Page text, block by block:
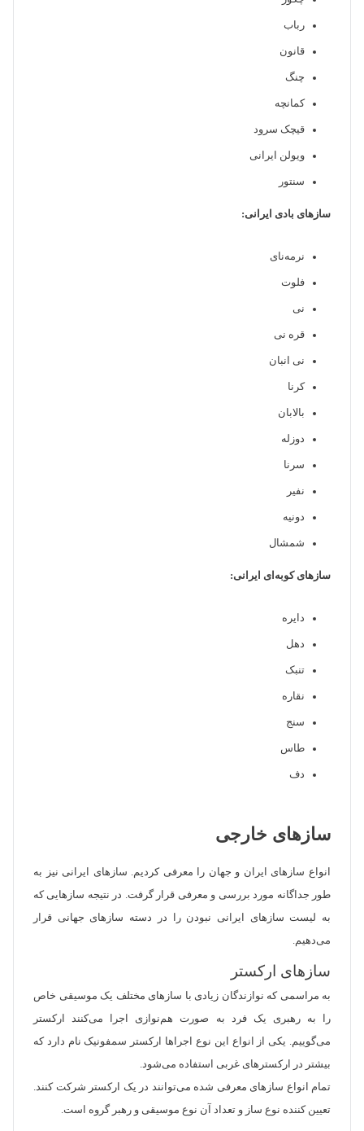
رباب
قانون
چنگ
کمانچه
قیچک سرود
ویولن ایرانی
سنتور
سازهای بادی ایرانی:
نرمه‌نای
فلوت
نی
قره نی
نی انبان
کرنا
بالابان
دوزله
سرنا
نفیر
دونیه
شمشال
سازهای کوبه‌ای ایرانی:
دایره
دهل
تنبک
نقاره
سنج
طاس
دف
سازهای خارجی
انواع سازهای ایران و جهان را معرفی کردیم. سازهای ایرانی نیز به
طور جداگانه مورد بررسی و معرفی قرار گرفت. در نتیجه سازهایی که
به لیست سازهای ایرانی نبودن را در دسته سازهای جهانی قرار
می‌دهیم.
سازهای ارکستر
به مراسمی که نوازندگان زیادی با ساز‌های مختلف یک موسیقی خاص
را به رهبری یک فرد به صورت هم‌نوازی اجرا می‌کنند ارکستر
می‌گوییم. یکی از انواع این نوع اجراها ارکستر سمفونیک نام دارد که
بیشتر در ارکستر‌های غربی استفاده می‌شود.
تمام انواع سازهای معرفی شده می‌توانند در یک ارکستر شرکت کنند.
تعیین کننده نوع ساز و تعداد آن نوع موسیقی و رهبر گروه است.